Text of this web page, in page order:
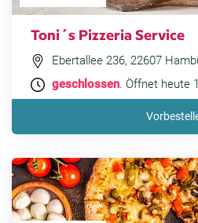
Toni´s Pizzeria Service
Ebertallee 236, 22607
geschlossen. Öffnet heute